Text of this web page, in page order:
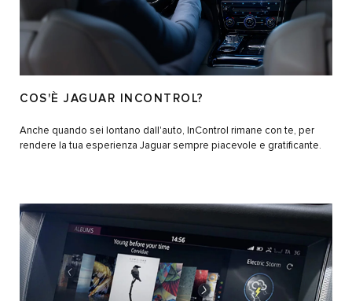
COS'È JAGUAR INCONTROL?
Anche quando sei lontano dall'auto, InControl rimane con te, per
rendere la tua esperienza Jaguar sempre piacevole e gratificante.